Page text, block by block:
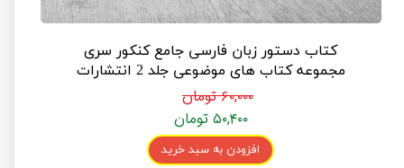
کتاب دستور زبان فارسی جامع کنکور سری
مجموعه کتاب های موضوعی جلد 2 انتشارات
مشاوران آموزش
۶۰,۰۰۰ تومان
۵۰,۴۰۰ تومان
افزودن به سبد خرید